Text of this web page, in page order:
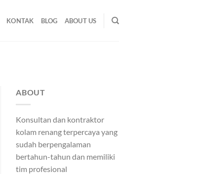
KONTAK BLOG ABOUT US
ABOUT
Konsultan dan kontraktor
kolam renang terpercaya yang
sudah berpengalaman
bertahun-tahun dan memiliki
tim profesional